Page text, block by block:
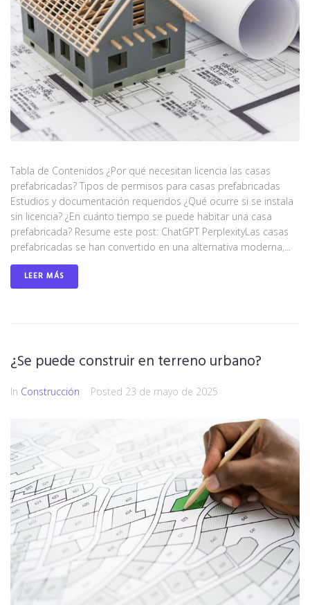
Tabla de Contenidos ¿Por qué necesitan licencia las casas
prefabricadas? Tipos de permisos para casas prefabricadas
Estudios y documentación requeridos ¿Qué ocurre si se instala
sin licencia? ¿En cuánto tiempo se puede habitar una casa
prefabricada? Resume este post: ChatGPT PerplexityLas casas
prefabricadas se han convertido en una alternativa moderna,...
LEER MÁS
¿Se puede construir en terreno urbano?
In Construcción Posted 23 de mayo de 2025